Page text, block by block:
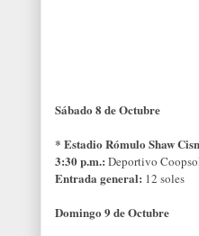
Sábado 8 de Octubre
* Estadio Rómulo Shaw
3:30 p.m.: Deportivo
Entrada general: 12 soles
Domingo 9 de Octubre